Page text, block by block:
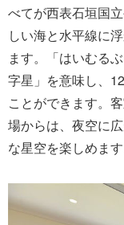
べてが西表石垣国
しい海と水平線に
ます。「はいむる
字星」を意味し、
ことができます。
場からは、夜空に
な星空を楽しめます